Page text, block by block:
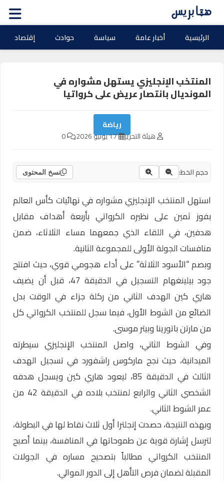
الرئيسية أخبار عامة سياسة حوادث إقتصاد
المنتخب الإنجليزي يستهل مشواره في
المونديال بانتصار عريض على كرواتيا
رياضة
هيئة التحرير 17 يونيو 2026 0
حجم الخط: نسخ المحتوى
استهل المنتخب الإنجليزي مشواره في نهائيات كأس العالم
بفوز ثمين على نظيره الكرواتي بأربعة أهداف مقابل
هدفين، في اللقاء الذي جمعهما مساء الثلاثاء، ضمن
منافسات الجولة الأولى للمجموعة الثانية.
وبصم “الأسود الثلاثة” على أداء هجومي قوي، حيث افتتح
جود بيلينغهام التسجيل في الدقيقة 47، قبل أن يضيف
هاري كين الهدف الثاني من ركلة جزاء في الوقت بدل
الضائع من الشوط الأول، فيما سجل للمنتخب الكرواتي كل
من مارتن باتورينا وبيتر موسى.
وفي الشوط الثاني، واصل المنتخب الإنجليزي سيطرته
الميدانية، حيث نجح ماركوس راشفورد في تسجيل الهدف
الثالث في الدقيقة 85، ليعود هاري كين ويسجل هدفه
الشخصي الثاني والرابع لمنتخب بلاده في الدقيقة 42 من
عمر الشوط الثاني.
وبهذه النتيجة، حصدت إنجلترا أول ثلاث نقاط لها في البطولة،
لترسل إشارة قوية عن طموحاتها في المنافسة، بينما أصبح
المنتخب الكرواتي مطالباً بتصحيح مساره في الجولات
المقبلة لضمان فرص التأهل إلى الدور الموالي.